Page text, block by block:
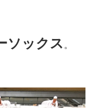
ソックス 。